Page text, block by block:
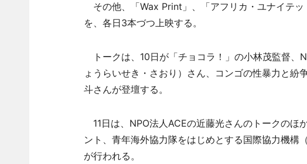
その他、「Wax Print」、「アフリカ・ユナイテ
を、各日3本づつ上映する。
トークは、10日が「チョコラ！」の小林茂監督
ょうらいせき・さおり）さん、コンゴの性暴力と
斗さんが登壇する。
11日は、NPO法人ACEの近藤光さんのトークの
ント、青年海外協力隊をはじめとする国際協力機構
が行われる。